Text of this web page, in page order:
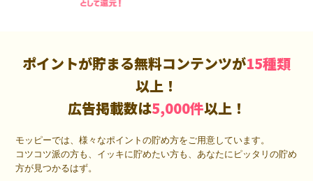
ポイントが貯まる無料コンテンツが15種類
以上！
広告掲載数は5,000件以上！
モッピーでは、様々なポイントの貯め方をご用意しています。
コツコツ派の方も、イッキに貯めたい方も、あなたにピッタリの貯め
方が見つかるはず。